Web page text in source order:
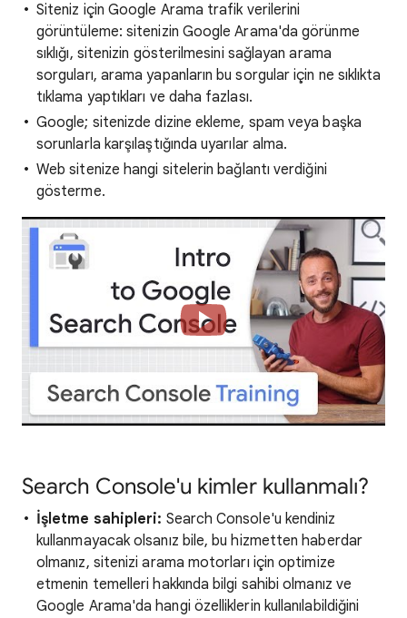
Siteniz için Google Arama trafik verilerini
görüntüleme: sitenizin Google Arama'da görünme
sıklığı, sitenizin gösterilmesini sağlayan arama
sorguları, arama yapanların bu sorgular için ne sıklıkta
tıklama yaptıkları ve daha fazlası.
Google; sitenizde dizine ekleme, spam veya başka
sorunlarla karşılaştığında uyarılar alma.
Web sitenize hangi sitelerin bağlantı verdiğini
gösterme.
Search Console'u kimler kullanmalı?
İşletme sahipleri: Search Console'u kendiniz
kullanmayacak olsanız bile, bu hizmetten haberdar
olmanız, sitenizi arama motorları için optimize
etmenin temelleri hakkında bilgi sahibi olmanız ve
Google Arama'da hangi özelliklerin kullanılabildiğini